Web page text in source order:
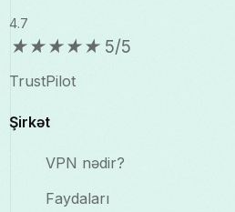
4.7
★★★★★ 5/5
TrustPilot
Şirkət
VPN nədir?
Faydaları